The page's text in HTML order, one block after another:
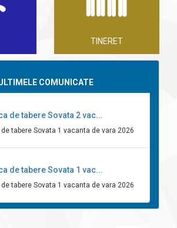
TINERET
COMUNICATE
de tabere Sovata 2 vac...
tabere Sovata 1 vacanta de vara 2026
de tabere Sovata 1 vac...
tabere Sovata 1 vacanta de vara 2026